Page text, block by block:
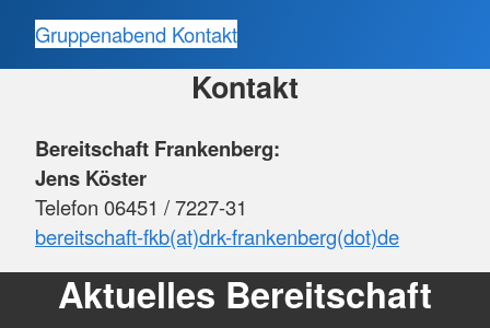
Gruppenabend Kontakt
Kontakt
Bereitschaft Frankenberg:
Jens Köster
Telefon 06451 / 7227-31
bereitschaft-fkb(at)drk-frankenberg(dot)de
Aktuelles Bereitschaft